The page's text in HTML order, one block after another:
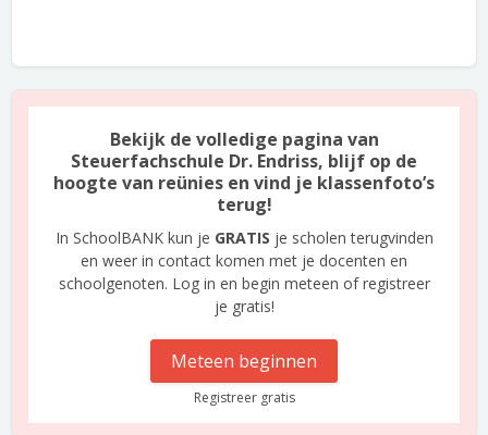
Bekijk de volledige pagina van
Steuerfachschule Dr. Endriss, blijf op de
hoogte van reünies en vind je klassenfoto’s
terug!
In SchoolBANK kun je GRATIS je scholen terugvinden
en weer in contact komen met je docenten en
schoolgenoten. Log in en begin meteen of registreer
je gratis!
Meteen beginnen
Registreer gratis